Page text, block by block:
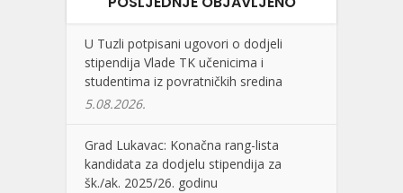
U Tuzli potpisani ugovori o dodjeli
stipendija Vlade TK učenicima i
studentima iz povratničkih sredina
5.08.2026.
Grad Lukavac: Konačna rang-lista
kandidata za dodjelu stipendija za
šk./ak. 2025/26. godinu